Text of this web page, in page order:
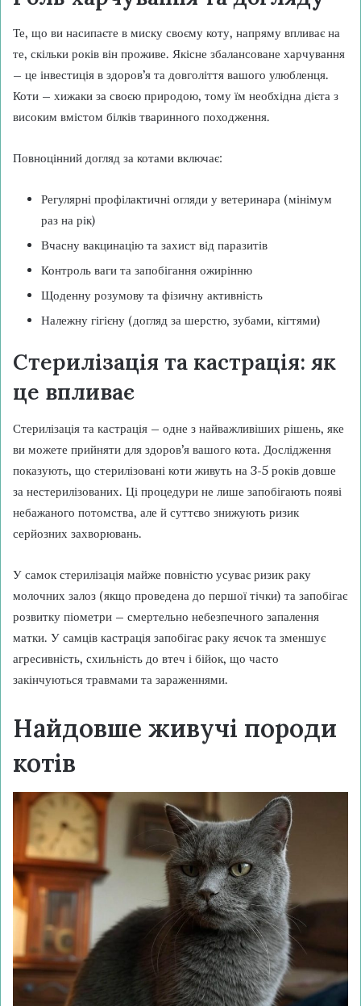
Те, що ви насипаєте в миску своєму коту, напряму впливає на
те, скільки років він проживе. Якісне збалансоване харчування
– це інвестиція в здоров’я та довголіття вашого улюбленця.
Коти – хижаки за своєю природою, тому їм необхідна дієта з
високим вмістом білків тваринного походження.
Повноцінний догляд за котами включає:
Регулярні профілактичні огляди у ветеринара (мінімум
раз на рік)
Вчасну вакцинацію та захист від паразитів
Контроль ваги та запобігання ожирінню
Щоденну розумову та фізичну активність
Належну гігієну (догляд за шерстю, зубами, кігтями)
Стерилізація та кастрація: як
це впливає
Стерилізація та кастрація – одне з найважливіших рішень, яке
ви можете прийняти для здоров’я вашого кота. Дослідження
показують, що стерилізовані коти живуть на 3-5 років довше
за нестерилізованих. Ці процедури не лише запобігають появі
небажаного потомства, але й суттєво знижують ризик
серйозних захворювань.
У самок стерилізація майже повністю усуває ризик раку
молочних залоз (якщо проведена до першої тічки) та запобігає
розвитку піометри – смертельно небезпечного запалення
матки. У самців кастрація запобігає раку яєчок та зменшує
агресивність, схильність до втеч і бійок, що часто
закінчуються травмами та зараженнями.
Найдовше живучі породи
котів